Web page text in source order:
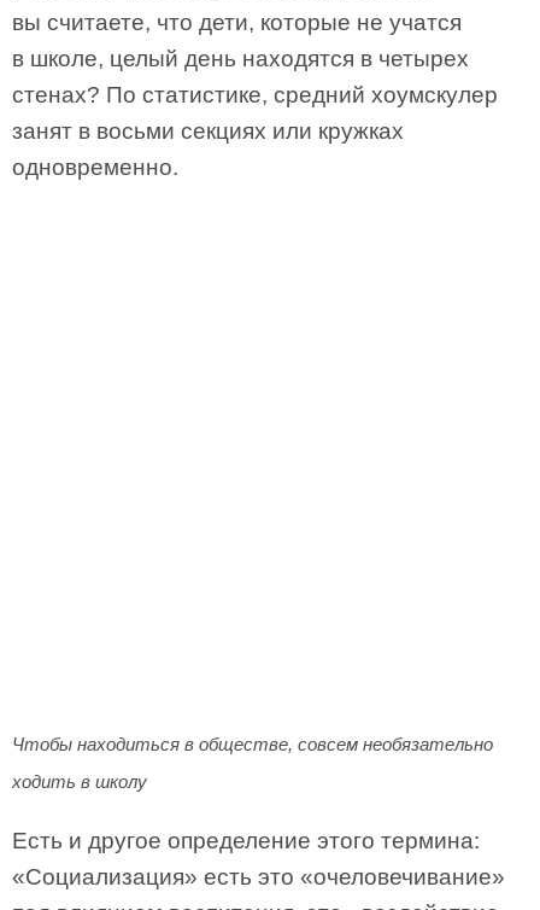
вы считаете, что дети, которые не учатся
в школе, целый день находятся в четырех
стенах? По статистике, средний хоумскулер
занят в восьми секциях или кружках
одновременно.
Чтобы находиться в обществе, совсем необязательно
ходить в школу
Есть и другое определение этого термина:
«Социализация» есть это «очеловечивание»